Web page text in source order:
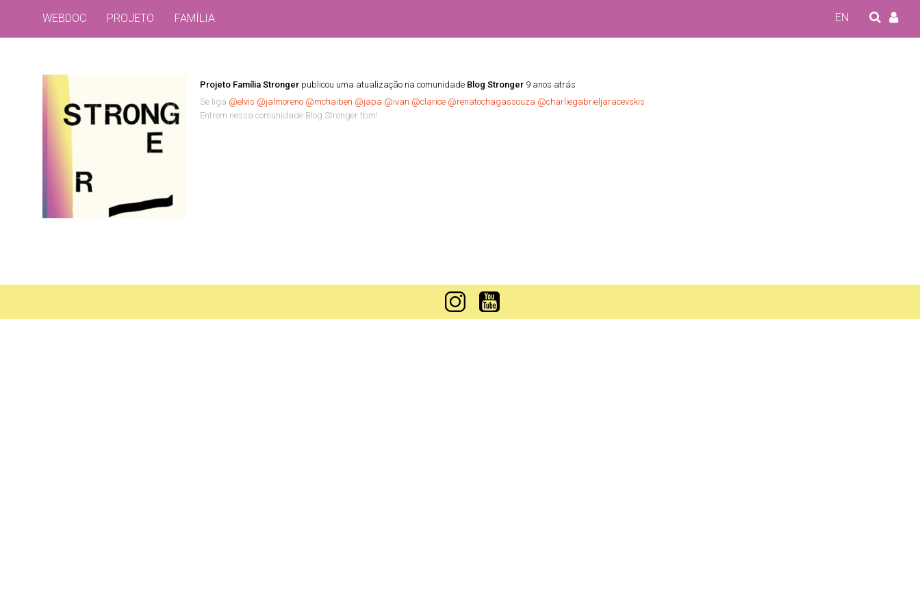
WEBDOC PROJETO FAMÍLIA EN
Projeto Família Stronger publicou uma atualização na comunidade Blog Stronger 9 anos atrás
Se liga @elvis @jalmoreno @mchaiben @japa @ivan @clarice @renatochagassouza @charliegabrieljaracevskis
Entrem nessa comunidade Blog Stronger tbm!